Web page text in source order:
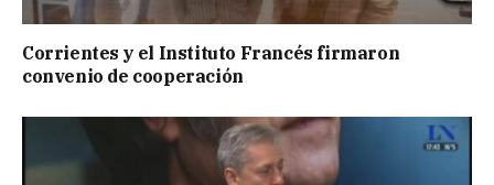
Corrientes y el Instituto Francés firmaron
convenio de cooperación